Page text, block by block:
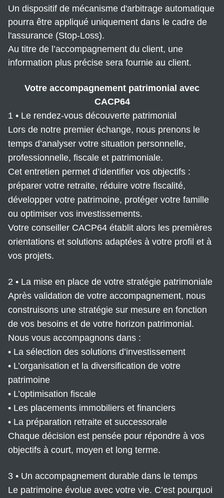
Un dispositif de mécanisme d'arbitrage automatique
pourra être appliqué uniquement dans le cadre de
l'assurance (Stop-Loss).
Au titre de l’accompagnement du client, une
information plus précise sera fournie au client.
Votre accompagnement patrimonial avec
CACP64
1 • Le rendez-vous découverte patrimonial
Lors de notre premier échange, nous prenons le
temps d’analyser votre situation personnelle,
professionnelle, fiscale et patrimoniale.
Cet entretien permet d’identifier vos objectifs :
préparer votre retraite, réduire votre fiscalité,
développer votre patrimoine, protéger votre famille
ou optimiser vos investissements.
Votre conseiller CACP64 établit alors les premières
orientations et solutions adaptées à votre profil et à
vos projets.
2 • La mise en place de votre stratégie patrimoniale
Après validation de votre accompagnement, nous
construisons une stratégie sur mesure en fonction
de vos besoins et de votre horizon patrimonial.
Nous vous accompagnons dans :
• La sélection des solutions d’investissement
• L’organisation et la diversification de votre
patrimoine
• L’optimisation fiscale
• Les placements immobiliers et financiers
• La préparation retraite et successorale
Chaque décision est pensée pour répondre à vos
objectifs à court, moyen et long terme.
3 • Un accompagnement durable dans le temps
Le patrimoine évolue avec votre vie. C’est pourquoi